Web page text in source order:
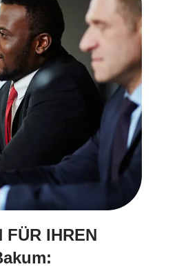
FÜR IHREN